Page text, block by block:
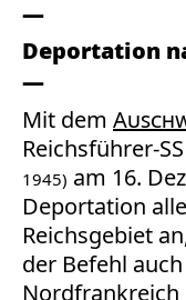
Deportation
Mit dem
Reichsführer-SS
1945) am 16.
Deportation
Reichsgebiet
der Befehl
Nordfrankreich